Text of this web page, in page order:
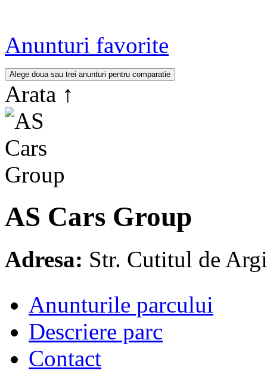
Anunturi favorite
Arata ↑
AS Cars Group
Adresa: Str. Cutitul de
Anunturile parcului
Descriere parc
Contact